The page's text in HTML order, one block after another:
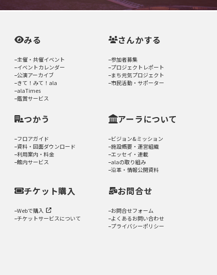
みる
主催・共催イベント
イベントカレンダー
公演アーカイブ
きて！みて！ala
alaTimes
鑑賞サービス
さんかする
参加者募集
プロジェクトレポート
まち元気プロジェクト
市民活動・サポーター
つかう
フロアガイド
資料・図面ダウンロード
利用案内・料金
館内サービス
アーラについて
ビジョン&ミッション
施設概要・運営組織
エッセイ・連載
alaの取り組み
沿革・情報公開資料
チケット購入
Webで購入
チケットサービスについて
お問合せ
お問合せフォーム
よくあるお問い合わせ
プライバシーポリシー